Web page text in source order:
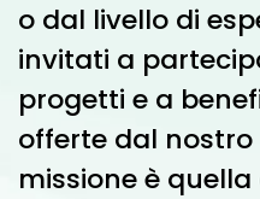
o dal livello di
invitati a
progetti e a
offerte dal nostro
missione è